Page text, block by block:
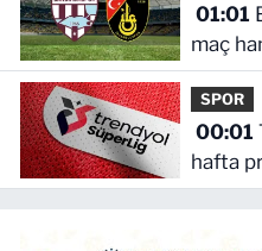
01:01
maç
SPOR
00:01
hafta